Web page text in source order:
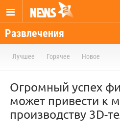
Развлечения
Лучшее Горячее Новое
Огромный успех
может привести к
производству 3D-